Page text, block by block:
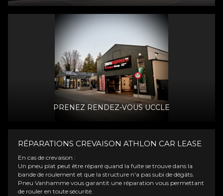
PRENEZ RENDEZ-VOUS UCCLE
RÉPARATIONS CREVAISON ATHLON CAR LEASE
En cas de crevaison :
Un pneu plat peut être réparé quand la fuite se trouve dans la
bande de roulement et que la structure n'a pas subi de dégâts.
Pneu Vanhamme vous garantit une réparation vous permettant
de rouler en toute sécurité.